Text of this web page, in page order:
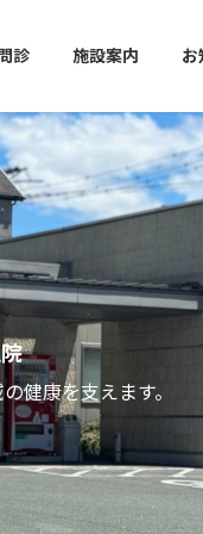
診 施設案内 お
健康を支えます。